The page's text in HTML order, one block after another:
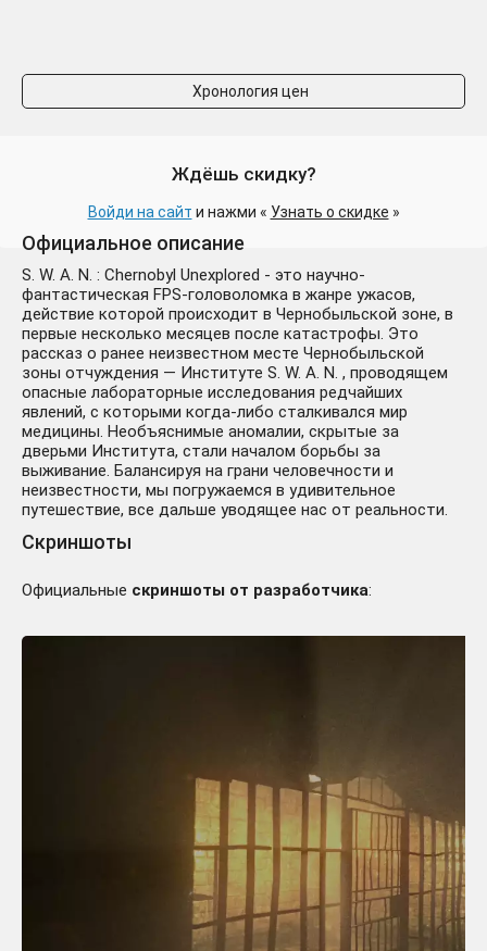
Хронология цен
Ждёшь скидку?
Войди на сайт и нажми « Узнать о скидке »
Официальное описание
S. W. A. N. : Chernobyl Unexplored - это научно-
фантастическая FPS-головоломка в жанре ужасов,
действие которой происходит в Чернобыльской зоне, в
первые несколько месяцев после катастрофы. Это
рассказ о ранее неизвестном месте Чернобыльской
зоны отчуждения — Институте S. W. A. N. , проводящем
опасные лабораторные исследования редчайших
явлений, с которыми когда-либо сталкивался мир
медицины. Необъяснимые аномалии, скрытые за
дверьми Института, стали началом борьбы за
выживание. Балансируя на грани человечности и
неизвестности, мы погружаемся в удивительное
путешествие, все дальше уводящее нас от реальности.
Скриншоты
Официальные скриншоты от разработчика: